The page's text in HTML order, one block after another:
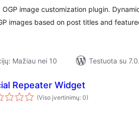
image customization plugin.
images based on post titles and
Mažiau nei 10
Testuota su
Repeater Widget
(Viso įvertinimų: 0)